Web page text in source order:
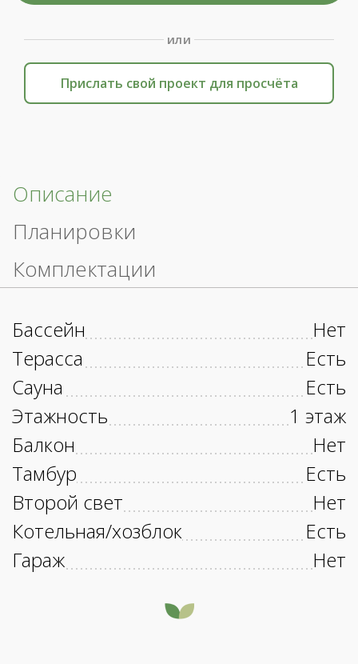
или
Прислать свой проект для просчёта
Описание
Планировки
Комплектации
Бассейн
Нет
Терасса
Есть
Сауна
Есть
Этажность
1 этаж
Балкон
Нет
Тамбур
Есть
Второй свет
Нет
Котельная/хозблок
Есть
Гараж
Нет